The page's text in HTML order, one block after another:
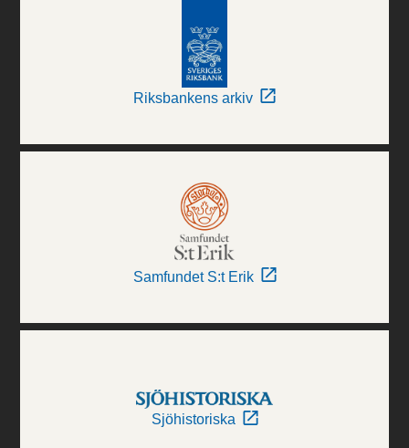
Riksbankens arkiv
Samfundet S:t Erik
Sjöhistoriska